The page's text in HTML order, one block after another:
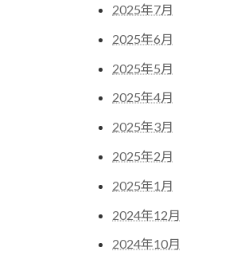
2025年7月
2025年6月
2025年5月
2025年4月
2025年3月
2025年2月
2025年1月
2024年12月
2024年10月